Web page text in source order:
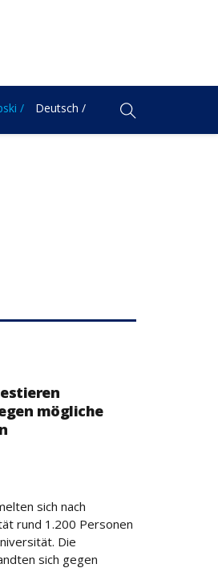
/ Deutsch /
mögliche
sich nach
rund 1.200 Personen
Die
sich gegen